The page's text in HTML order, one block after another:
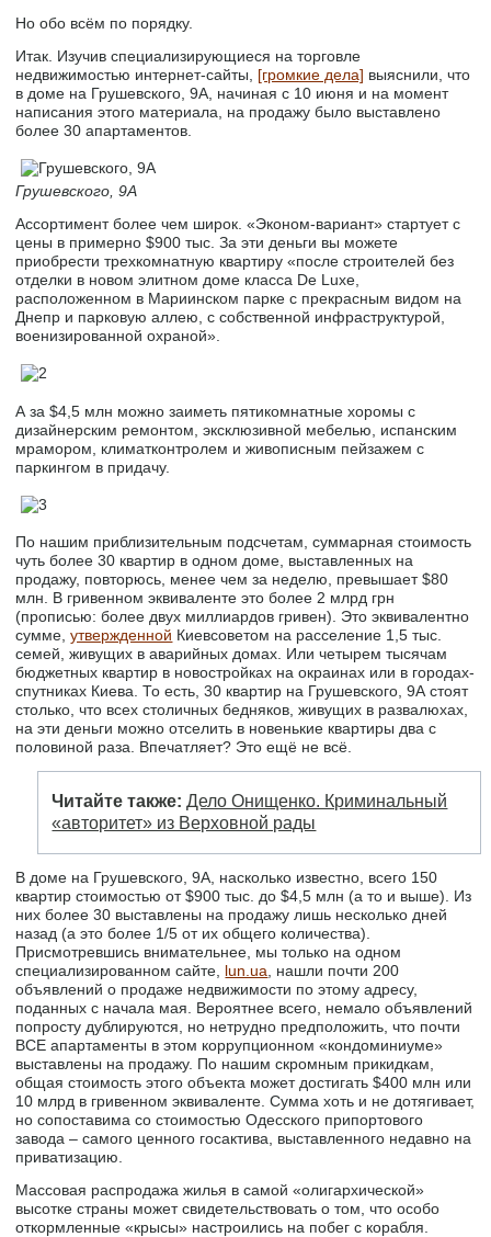
Но обо всём по порядку.
Итак. Изучив специализирующиеся на торговле
недвижимостью интернет-сайты, [громкие дела] выяснили, что
в доме на Грушевского, 9А, начиная с 10 июня и на момент
написания этого материала, на продажу было выставлено
более 30 апартаментов.
Грушевского, 9А
Ассортимент более чем широк. «Эконом-вариант» стартует с
цены в примерно $900 тыс. За эти деньги вы можете
приобрести трехкомнатную квартиру «после строителей без
отделки в новом элитном доме класса De Luxе,
расположенном в Мариинском парке с прекрасным видом на
Днепр и парковую аллею, с собственной инфраструктурой,
военизированной охраной».
А за $4,5 млн можно заиметь пятикомнатные хоромы с
дизайнерским ремонтом, эксклюзивной мебелью, испанским
мрамором, климатконтролем и живописным пейзажем с
паркингом в придачу.
По нашим приблизительным подсчетам, суммарная стоимость
чуть более 30 квартир в одном доме, выставленных на
продажу, повторюсь, менее чем за неделю, превышает $80
млн. В гривенном эквиваленте это более 2 млрд грн
(прописью: более двух миллиардов гривен). Это эквивалентно
сумме,утвержденной Киевсоветом на расселение 1,5 тыс.
семей, живущих в аварийных домах. Или четырем тысячам
бюджетных квартир в новостройках на окраинах или в городах-
спутниках Киева. То есть, 30 квартир на Грушевского, 9А стоят
столько, что всех столичных бедняков, живущих в развалюхах,
на эти деньги можно отселить в новенькие квартиры два с
половиной раза. Впечатляет? Это ещё не всё.
Читайте также: Дело Онищенко. Криминальный
«авторитет» из Верховной рады
В доме на Грушевского, 9А, насколько известно, всего 150
квартир стоимостью от $900 тыс. до $4,5 млн (а то и выше). Из
них более 30 выставлены на продажу лишь несколько дней
назад (а это более 1/5 от их общего количества).
Присмотревшись внимательнее, мы только на одном
специализированном сайте, lun.ua , нашли почти 200
объявлений о продаже недвижимости по этому адресу,
поданных с начала мая. Вероятнее всего, немало объявлений
попросту дублируются, но нетрудно предположить, что почти
ВСЕ апартаменты в этом коррупционном «кондоминиуме»
выставлены на продажу. По нашим скромным прикидкам,
общая стоимость этого объекта может достигать $400 млн или
10 млрд в гривенном эквиваленте. Сумма хоть и не дотягивает,
но сопоставима со стоимостью Одесского припортового
завода – самого ценного госактива, выставленного недавно на
приватизацию.
Массовая распродажа жилья в самой «олигархической»
высотке страны может свидетельствовать о том, что особо
откормленные «крысы» настроились на побег с корабля.